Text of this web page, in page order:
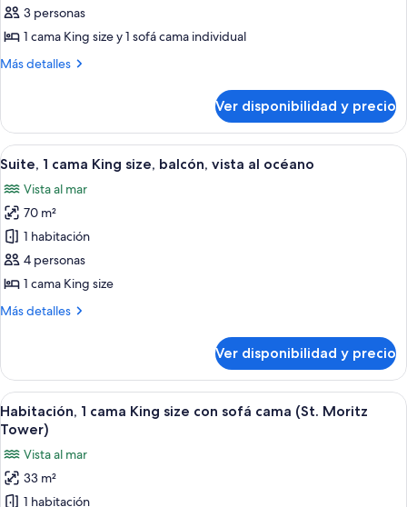
auditiva
1
cama
King
sofá
cama
(Hearing,
Roll-
In
Shower)
3 personas
1 cama King size y 1 sofá cama individual
Más detalles
Más
1
cama
King
con
sofá
cama
(Hearing,
Roll-
In
Shower)
Ver disponibilidad y precio
Ver
todas
las
fotos
de
Suite,
1
King
vista
al
océano
1 habitación, ropa de cama de alta
7
Suite, 1 cama King size, balcón, vista al océano
Vista al mar
70 m²
1 habitación
4 personas
1 cama King size
Más detalles
Más
1
cama
King
size,
vista
al
océano
Ver disponibilidad y precio
Ver
todas
fotos
de
5
Habitación, 1 cama King size con sofá cama (St. Moritz
Tower)
Vista al mar
33 m²
1 habitación